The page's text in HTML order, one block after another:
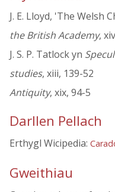
J. E. Lloyd, 'The Welsh
the British Academy, xiv
J. S. P. Tatlock yn
studies, xiii, 139-52
Antiquity, xix, 94-5
Darllen Pellach
Erthygl Wicipedia:
Gweithiau